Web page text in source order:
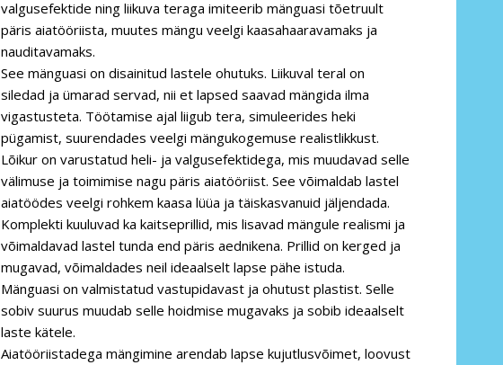
valgusefektide ning liikuva teraga imiteerib mänguasi tõetruult
päris aiatööriista, muutes mängu veelgi kaasahaaravamaks ja
nauditavamaks.
See mänguasi on disainitud lastele ohutuks. Liikuval teral on
siledad ja ümarad servad, nii et lapsed saavad mängida ilma
vigastusteta. Töötamise ajal liigub tera, simuleerides heki
pügamist, suurendades veelgi mängukogemuse realistlikkust.
Lõikur on varustatud heli- ja valgusefektidega, mis muudavad selle
välimuse ja toimimise nagu päris aiatööriist. See võimaldab lastel
aiatöödes veelgi rohkem kaasa lüüa ja täiskasvanuid jäljendada.
Komplekti kuuluvad ka kaitseprillid, mis lisavad mängule realismi ja
võimaldavad lastel tunda end päris aednikena. Prillid on kerged ja
mugavad, võimaldades neil ideaalselt lapse pähe istuda.
Mänguasi on valmistatud vastupidavast ja ohutust plastist. Selle
sobiv suurus muudab selle hoidmise mugavaks ja sobib ideaalselt
laste kätele.
Aiatööriistadega mängimine arendab lapse kujutlusvõimet, loovust